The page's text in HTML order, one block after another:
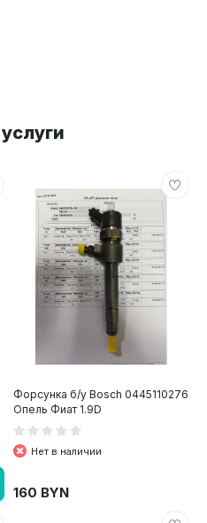
Форсунка б/у Bosch 0445110276
Опель Фиат 1.9D
Нет в наличии
160 BYN